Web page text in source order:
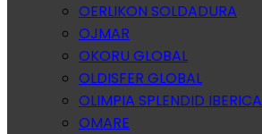
OERLIKON SOLDADURA
OJMAR
OKORU GLOBAL
OLDISFER GLOBAL
OLIMPIA SPLENDID IBERICA
OMARE